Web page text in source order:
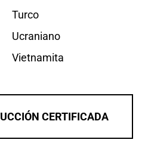
Turco
Ucraniano
Vietnamita
CERTIFICADA